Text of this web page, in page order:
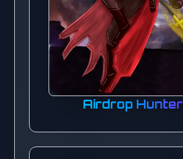
Airdrop Hunter